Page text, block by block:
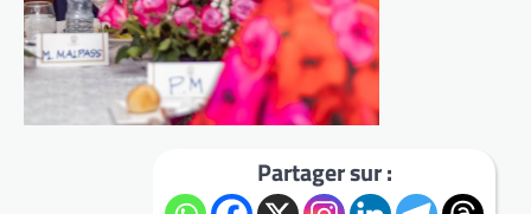
Partager sur :